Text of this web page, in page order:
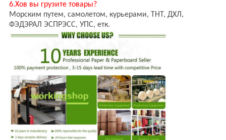
6.Хов вы грузите товары?
Морским путем, самолетом, курьерами, ТНТ, ДХЛ,
ФЭДЭРАЛ ЭСПРЭСС, УПС, етк.